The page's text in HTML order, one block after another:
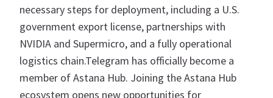
necessary steps for deployment, including a U.S.
government export license, partnerships with
NVIDIA and Supermicro, and a fully operational
logistics chain.Telegram has officially become a
member of Astana Hub. Joining the Astana Hub
ecosystem opens new opportunities for